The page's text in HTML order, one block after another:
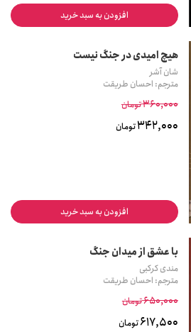
افزودن به سبد خرید
هیچ امیدی در جنگ نیست
شان آشر
مترجم: احسان طریقت
360,000تومان
342,000تومان
افزودن به سبد خرید
با عشق از میدان جنگ
مندی کرکبی
مترجم: احسان طریقت
650,000تومان
617,500تومان